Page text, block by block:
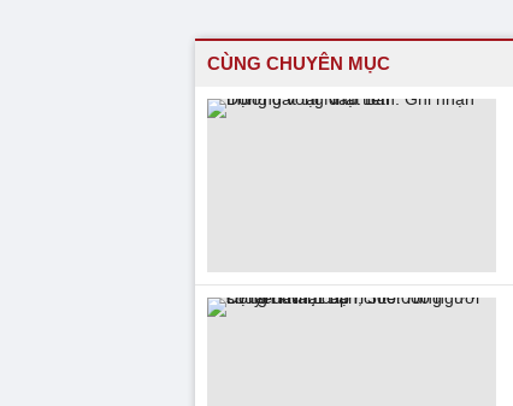
CÙNG CHUYÊN MỤC